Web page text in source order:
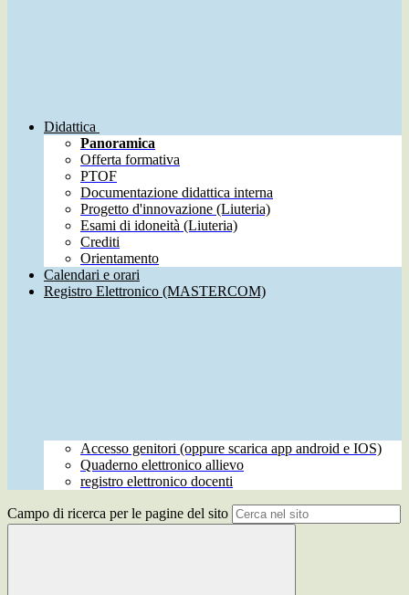
Didattica
Panoramica
Offerta formativa
PTOF
Documentazione didattica interna
Progetto d'innovazione (Liuteria)
Esami di idoneità (Liuteria)
Crediti
Orientamento
Calendari e orari
Registro Elettronico (MASTERCOM)
Accesso genitori (oppure scarica app android e IOS)
Quaderno elettronico allievo
registro elettronico docenti
Campo di ricerca per le pagine del sito